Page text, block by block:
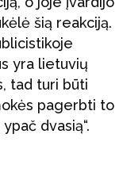
šią reakciją.
yra lietuvių
tad turi būti
pagerbti to
dvasią“.